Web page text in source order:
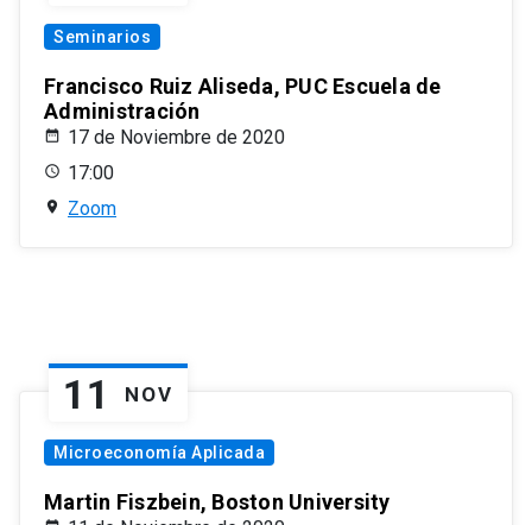
Seminarios
Francisco Ruiz Aliseda, PUC Escuela de
Administración
17 de Noviembre de 2020
17:00
Zoom
11 NOV
Microeconomía Aplicada
Martin Fiszbein, Boston University